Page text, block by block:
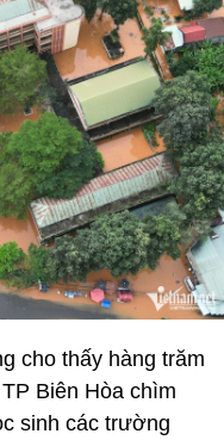
cho thấy hàng trăm
Biên Hòa chìm
sinh các trường